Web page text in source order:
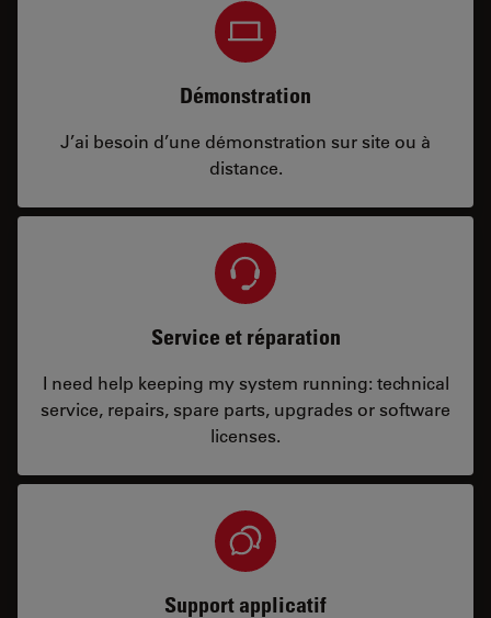
Démonstration
J’ai besoin d’une démonstration sur site ou à
distance.
Service et réparation
I need help keeping my system running: technical
service, repairs, spare parts, upgrades or software
licenses.
Support applicatif